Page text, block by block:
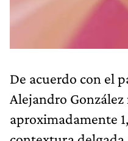
De acuerdo con el
Alejandro González
aproximadamente